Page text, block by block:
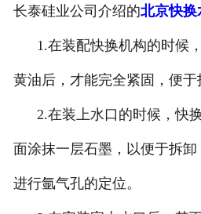
长泰硅业公司介绍的北京快换
1.在装配快换机构的时候
黄油后，才能完全紧固，便于
2.在装上水口的时候，快
面涂抹一层石墨，以便于拆
进行氩气孔的定位。